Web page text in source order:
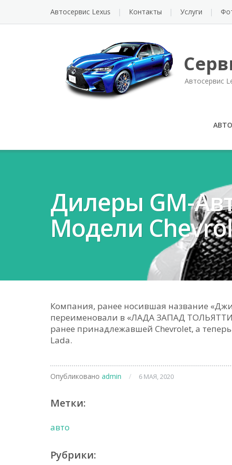
Автосервис Lexus Контакты Услуги
Автосервис
Дилеры GM-
Модели
Компания, ранее носившая название
переименовали в «ЛАДА ЗАПАД
ранее принадлежавшей Chevrolet, а
Lada.
Опубликовано admin / 6 МАЯ, 2020
Метки:
авто
Рубрики: